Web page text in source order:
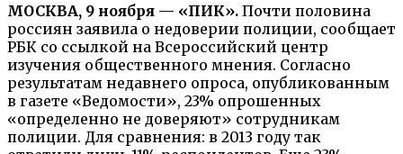
МОСКВА, 9 ноября — «ПИК». Почти половина
россиян заявила о недоверии полиции, сообщает
РБК со ссылкой на Всероссийский центр
изучения общественного мнения. Согласно
результатам недавнего опроса, опубликованным
в газете «Ведомости», 23% опрошенных
«определенно не доверяют» сотрудникам
полиции. Для сравнения: в 2013 году так